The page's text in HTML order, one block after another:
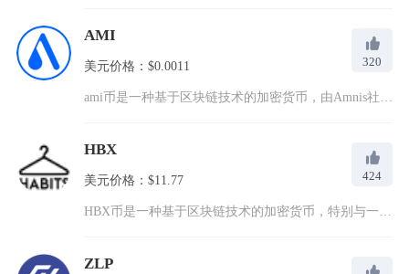
AMI
美元价格：$0.0011 320
HBX
美元价格：$11.77 424
ZLP